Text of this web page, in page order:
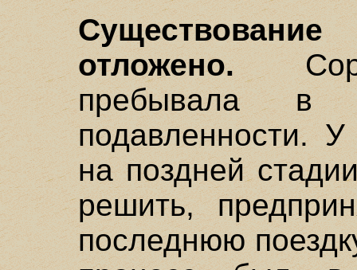
отложено.
пребывала в
подавленности.
на поздней
решить,
последнюю